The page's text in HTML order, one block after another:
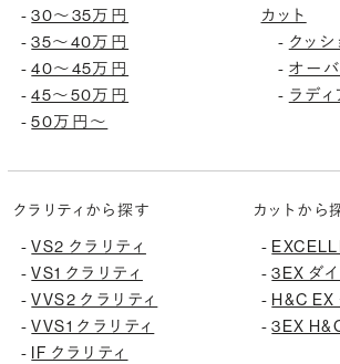
-30〜35万円
-35〜40万円
-40〜45万円
-45〜50万円
-50万円〜
カット
- クッシ
- オー
- ラディ
クラリティから探す
-VS2 クラリティ
-VS1 クラリティ
-VVS2 クラリティ
-VVS1 クラリティ
-
IF クラリティ
カットから
-
-3EX ダ
- H&C EX
-3EX